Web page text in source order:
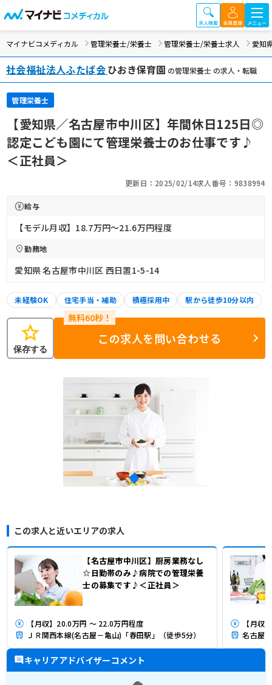
マイナビコメディカル 管理栄養士/栄養士 管理栄養士/栄養士求人 愛知
社会福祉法人ふたば会ひおき保育園 の管理栄養士 の求人・転職
管理栄養士
【愛知県／名古屋市中川区】年間休日125日◎
認定こども園にて管理栄養士のお仕事です♪
＜正社員＞
更新日：2025/02/14求人番号：9838994
給与
【モデル月収】18.7万円〜21.6万円程度
勤務地
愛知県 名古屋市中川区 西日置1-5-14
未経験OK 住宅手当・補助 積極採用中 駅から徒歩10分以内
star
保存する
この求人を問い合わせる
この求人と近いエリアの求人
【名古屋市中川区】厨房業務なし
☆日勤帯のみ♪病院での管理栄養
士の募集です♪＜正社員＞
【月収】20.0万円 ～ 22.0万円程度
ＪＲ関西本線(名古屋－亀山)「春田駅」（徒歩5分）
【月収
名古屋
キャリアアドバイザーコメント